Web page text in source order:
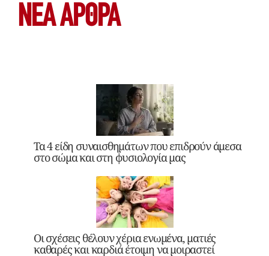
ΝΕΑ ΆΡΘΡΑ
Τα 4 είδη συναισθημάτων που επιδρούν άμεσα
στο σώμα και στη φυσιολογία μας
Οι σχέσεις θέλουν χέρια ενωμένα, ματιές
καθαρές και καρδιά έτοιμη να μοιραστεί